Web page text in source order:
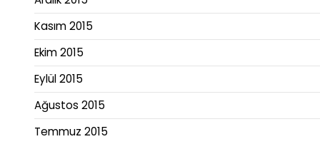
Kasım 2015
Ekim 2015
Eylül 2015
Ağustos 2015
Temmuz 2015